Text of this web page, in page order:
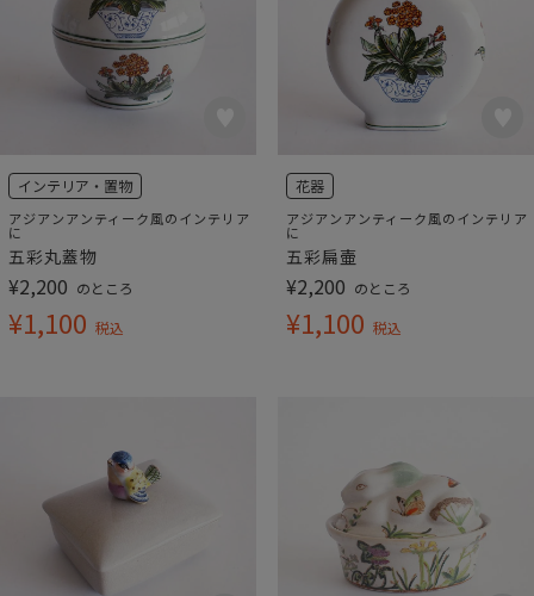
インテリア・置物
アジアンアンティーク風のインテリア
に
五彩丸蓋物
¥2,200 のところ
¥1,100 税込
花器
アジアンアンティーク風のインテリア
に
五彩扁壷
¥2,200 のところ
¥1,100 税込